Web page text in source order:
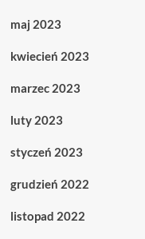
maj 2023
kwiecień 2023
marzec 2023
luty 2023
styczeń 2023
grudzień 2022
listopad 2022